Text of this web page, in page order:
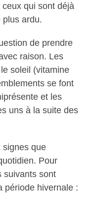
ceux qui sont déjà
plus ardu.
de prendre
raison. Les
soleil (vitamine
se font
et les
uns à la suite des
signes que
Pour
suivants sont
période hivernale :